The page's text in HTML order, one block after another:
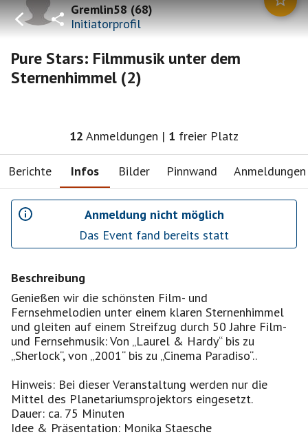
Gremlin58(68)
Initiatorprofil
Pure Stars: Filmmusik unter dem
Sternenhimmel (2)
12 Anmeldungen | 1 freier Platz
Berichte Infos Bilder Pinnwand Anmeldungen
Anmeldung nicht möglich
Das Event fand bereits statt
Beschreibung
Genießen wir die schönsten Film- und
Fernsehmelodien unter einem klaren Sternenhimmel
und gleiten auf einem Streifzug durch 50 Jahre Film-
und Fernsehmusik: Von „Laurel & Hardy“ bis zu
„Sherlock“, von „2001“ bis zu „Cinema Paradiso“..
Hinweis: Bei dieser Veranstaltung werden nur die
Mittel des Planetariumsprojektors ein­gesetzt.
Dauer: ca. 75 Minuten
Idee & Präsentation: Monika Staesche